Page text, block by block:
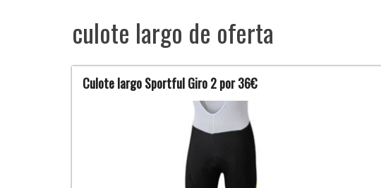
culote largo de oferta
Culote largo Sportful Giro 2 por 36€